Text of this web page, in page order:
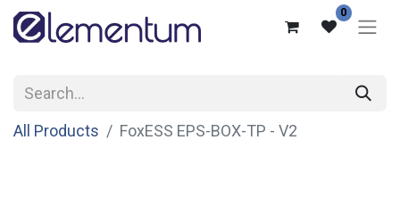
0
All Products FoxESS EPS-BOX-TP - V2